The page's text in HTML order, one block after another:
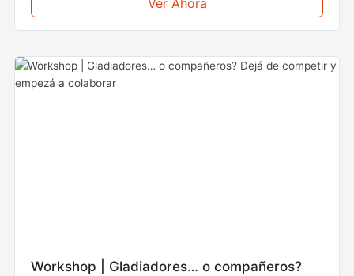
Ver Ahora
Workshop | Gladiadores… o compañeros?